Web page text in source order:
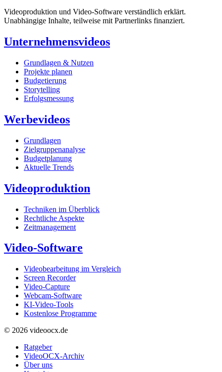
Videoproduktion und Video-Software verständlich erklärt.
Unabhängige Inhalte, teilweise mit Partnerlinks finanziert.
Unternehmensvideos
Grundlagen & Nutzen
Projekte planen
Budgetierung
Storytelling
Erfolgsmessung
Werbevideos
Grundlagen
Zielgruppenanalyse
Budgetplanung
Aktuelle Trends
Videoproduktion
Techniken im Überblick
Rechtliche Aspekte
Zeitmanagement
Video-Software
Videobearbeitung im Vergleich
Screen Recorder
Video-Capture
Webcam-Software
KI-Video-Tools
Kostenlose Programme
© 2026 videoocx.de
Ratgeber
VideoOCX-Archiv
Über uns